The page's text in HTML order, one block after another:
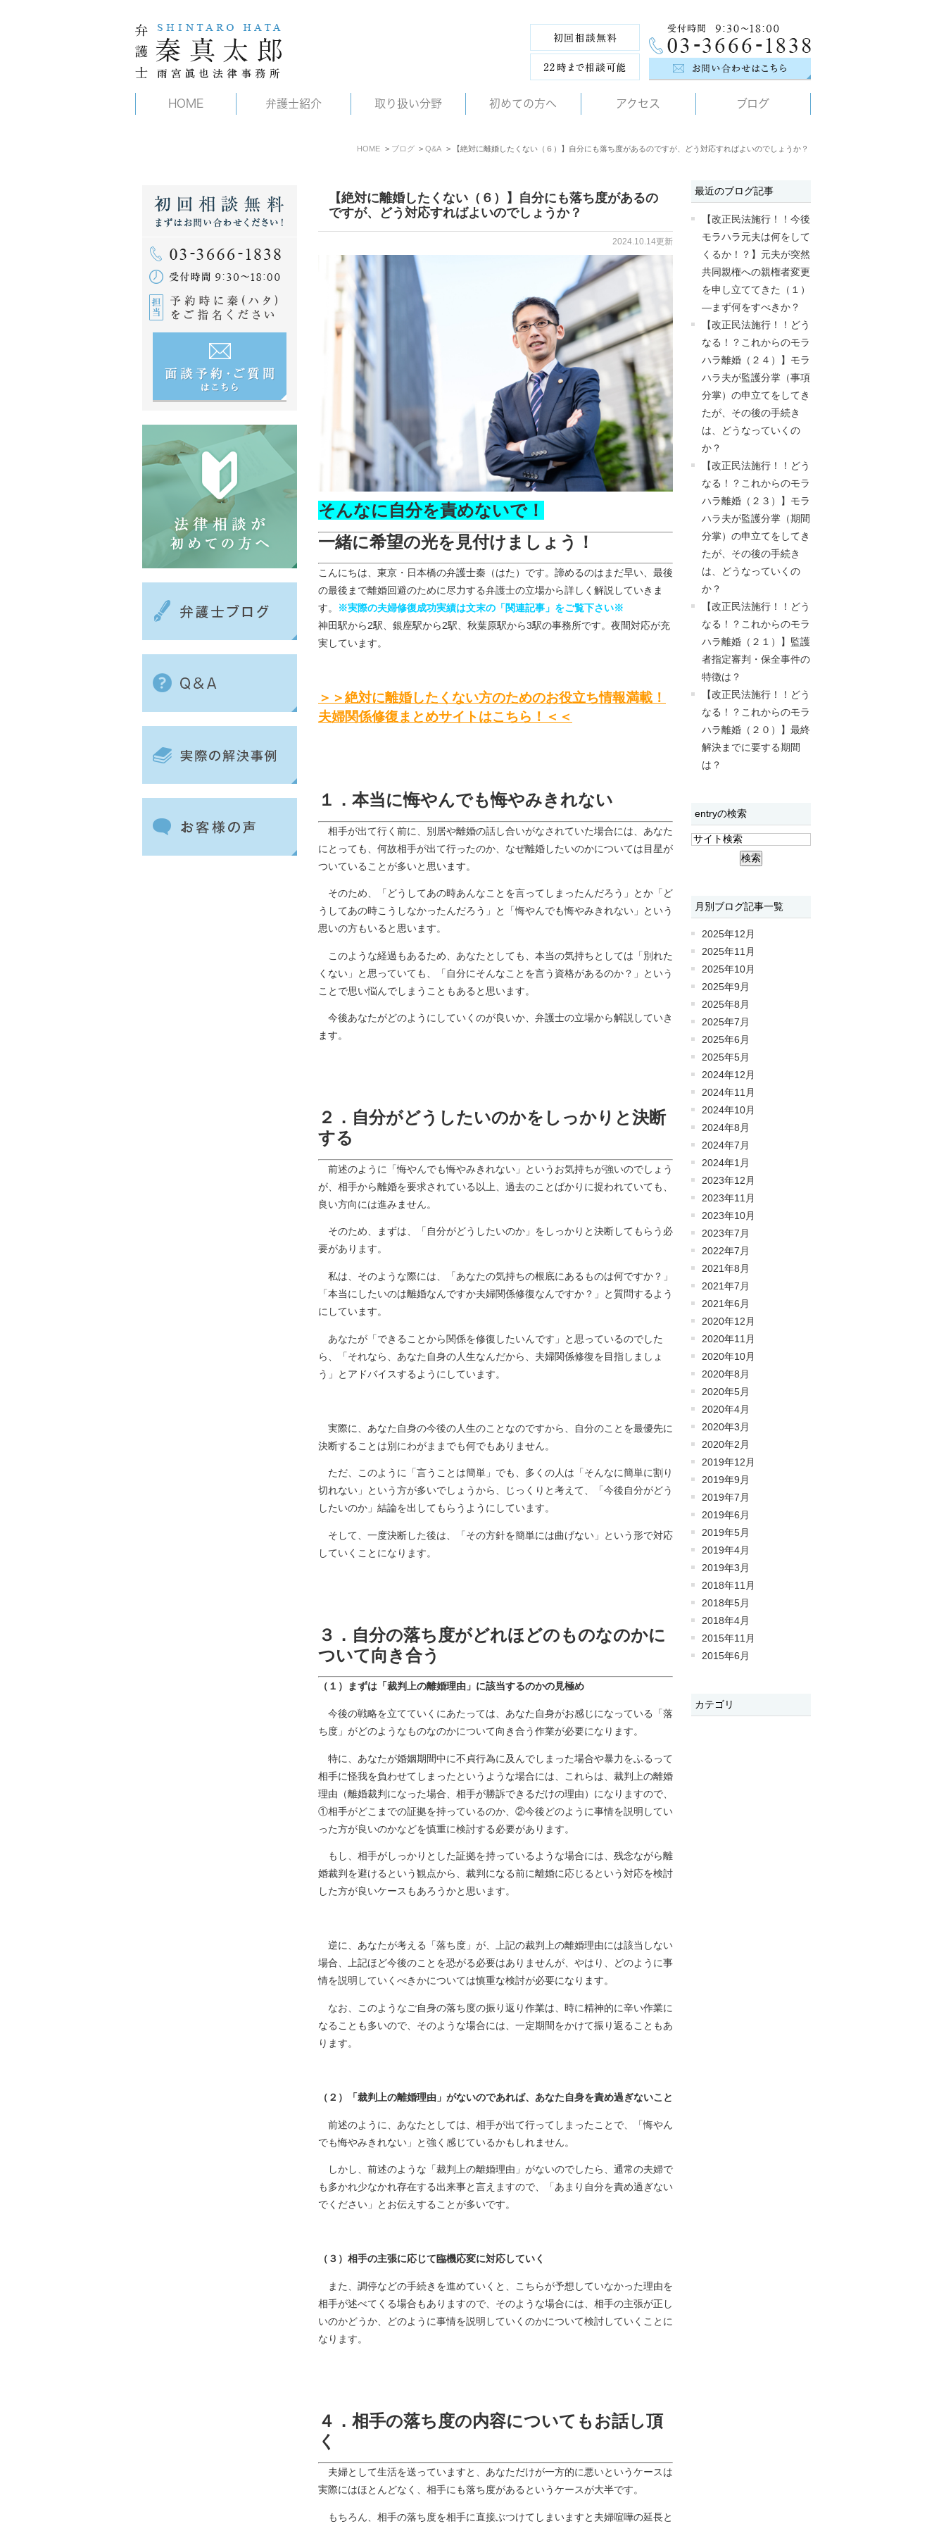
HOME 弁護士紹介 取り扱い分野 初めての方へ アクセス ブログ
HOME ブログ Q&A 【絶対に離婚したくない（６）】自分にも落ち度があるのですが、どう対応すればよいのでしょうか？
【絶対に離婚したくない（６）】自分にも落ち度があるの
ですが、どう対応すればよいのでしょうか？
2024.10.14更新
そんなに自分を責めないで！
一緒に希望の光を見付けましょう！
こんにちは、東京・日本橋の弁護士秦（はた）です。諦めるのはまだ早い、最後
の最後まで離婚回避のために尽力する弁護士の立場から詳しく解説していきま
す。
※実際の夫婦修復成功実績は文末の「関連記事」をご覧下さい※
神田駅から2駅、銀座駅から2駅、秋葉原駅から3駅の事務所です。夜間対応が充
実しています。
＞＞絶対に離婚したくない方のためのお役立ち情報満載！
夫婦関係修復まとめサイトはこちら！＜＜
１．本当に悔やんでも悔やみきれない
相手が出て行く前に、別居や離婚の話し合いがなされていた場合には、あなた
にとっても、何故相手が出て行ったのか、なぜ離婚したいのかについては目星が
ついていることが多いと思います。
そのため、「どうしてあの時あんなことを言ってしまったんだろう」とか「ど
うしてあの時こうしなかったんだろう」と「悔やんでも悔やみきれない」という
思いの方もいると思います。
このような経過もあるため、あなたとしても、本当の気持ちとしては「別れた
くない」と思っていても、「自分にそんなことを言う資格があるのか？」という
ことで思い悩んでしまうこともあると思います。
今後あなたがどのようにしていくのが良いか、弁護士の立場から解説していき
ます。
２．自分がどうしたいのかをしっかりと決断
する
前述のように「悔やんでも悔やみきれない」というお気持ちが強いのでしょう
が、相手から離婚を要求されている以上、過去のことばかりに捉われていても、
良い方向には進みません。
そのため、まずは、「自分がどうしたいのか」をしっかりと決断してもらう必
要があります。
私は、そのような際には、「あなたの気持ちの根底にあるものは何ですか？」
「本当にしたいのは離婚なんですか夫婦関係修復なんですか？」と質問するよう
にしています。
あなたが「できることから関係を修復したいんです」と思っているのでした
ら、「それなら、あなた自身の人生なんだから、夫婦関係修復を目指しましょ
う」とアドバイスするようにしています。
実際に、あなた自身の今後の人生のことなのですから、自分のことを最優先に
決断することは別にわがままでも何でもありません。
ただ、このように「言うことは簡単」でも、多くの人は「そんなに簡単に割り
切れない」という方が多いでしょうから、じっくりと考えて、「今後自分がどう
したいのか」結論を出してもらうようにしています。
そして、一度決断した後は、「その方針を簡単には曲げない」という形で対応
していくことになります。
３．自分の落ち度がどれほどのものなのかに
ついて向き合う
（１）まずは「裁判上の離婚理由」に該当するのかの見極め
今後の戦略を立てていくにあたっては、あなた自身がお感じになっている「落
ち度」がどのようなものなのかについて向き合う作業が必要になります。
特に、あなたが婚姻期間中に不貞行為に及んでしまった場合や暴力をふるって
相手に怪我を負わせてしまったというような場合には、これらは、裁判上の離婚
理由（離婚裁判になった場合、相手が勝訴できるだけの理由）になりますので、
①相手がどこまでの証拠を持っているのか、②今後どのように事情を説明してい
った方が良いのかなどを慎重に検討する必要があります。
もし、相手がしっかりとした証拠を持っているような場合には、残念ながら離
婚裁判を避けるという観点から、裁判になる前に離婚に応じるという対応を検討
した方が良いケースもあろうかと思います。
逆に、あなたが考える「落ち度」が、上記の裁判上の離婚理由には該当しない
場合、上記ほど今後のことを恐がる必要はありませんが、やはり、どのように事
情を説明していくべきかについては慎重な検討が必要になります。
なお、このようなご自身の落ち度の振り返り作業は、時に精神的に辛い作業に
なることも多いので、そのような場合には、一定期間をかけて振り返ることもあ
ります。
（２）「裁判上の離婚理由」がないのであれば、あなた自身を責め過ぎないこと
前述のように、あなたとしては、相手が出て行ってしまったことで、「悔やん
でも悔やみきれない」と強く感じているかもしれません。
しかし、前述のような「裁判上の離婚理由」がないのでしたら、通常の夫婦で
も多かれ少なかれ存在する出来事と言えますので、「あまり自分を責め過ぎない
でください」とお伝えすることが多いです。
（３）相手の主張に応じて臨機応変に対応していく
また、調停などの手続きを進めていくと、こちらが予想していなかった理由を
相手が述べてくる場合もありますので、そのような場合には、相手の主張が正し
いのかどうか、どのように事情を説明していくのかについて検討していくことに
なります。
４．相手の落ち度の内容についてもお話し頂
く
夫婦として生活を送っていますと、あなただけが一方的に悪いというケースは
実際にはほとんどなく、相手にも落ち度があるというケースが大半です。
もちろん、相手の落ち度を相手に直接ぶつけてしまいますと夫婦喧嘩の延長と
最近のブログ記事
【改正民法施行！！今後
モラハラ元夫は何をして
くるか！？】元夫が突然
共同親権への親権者変更
を申し立ててきた（１）
―まず何をすべきか？
【改正民法施行！！どう
なる！？これからのモラ
ハラ離婚（２４）】モラ
ハラ夫が監護分掌（事項
分掌）の申立てをしてき
たが、その後の手続き
は、どうなっていくの
か？
【改正民法施行！！どう
なる！？これからのモラ
ハラ離婚（２３）】モラ
ハラ夫が監護分掌（期間
分掌）の申立てをしてき
たが、その後の手続き
は、どうなっていくの
か？
【改正民法施行！！どう
なる！？これからのモラ
ハラ離婚（２１）】監護
者指定審判・保全事件の
特徴は？
【改正民法施行！！どう
なる！？これからのモラ
ハラ離婚（２０）】最終
解決までに要する期間
は？
entryの検索
月別ブログ記事一覧
2025年12月
2025年11月
2025年10月
2025年9月
2025年8月
2025年7月
2025年6月
2025年5月
2024年12月
2024年11月
2024年10月
2024年8月
2024年7月
2024年1月
2023年12月
2023年11月
2023年10月
2023年7月
2022年7月
2021年8月
2021年7月
2021年6月
2020年12月
2020年11月
2020年10月
2020年8月
2020年5月
2020年4月
2020年3月
2020年2月
2019年12月
2019年9月
2019年7月
2019年6月
2019年5月
2019年4月
2019年3月
2018年11月
2018年5月
2018年4月
2015年11月
2015年6月
カテゴリ